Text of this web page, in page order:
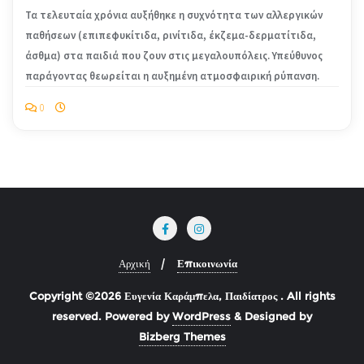
Τα τελευταία χρόνια αυξήθηκε η συχνότητα των αλλεργικών
παθήσεων (επιπεφυκίτιδα, ρινίτιδα, έκζεμα-δερματίτιδα,
άσθμα) στα παιδιά που ζουν στις μεγαλουπόλεις. Υπεύθυνος
παράγοντας θεωρείται η αυξημένη ατμοσφαιρική ρύπανση.
0
Αρχική Επικοινωνία
Copyright ©2026 Ευγενία Καράμπελα, Παιδίατρος . All rights
reserved. Powered byWordPress & Designed by
Bizberg Themes